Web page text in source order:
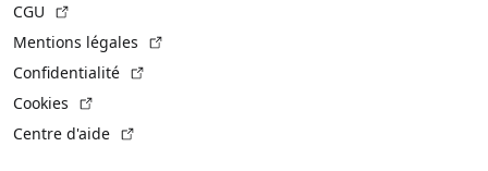
CGU
Mentions légales
Confidentialité
Cookies
Centre d'aide